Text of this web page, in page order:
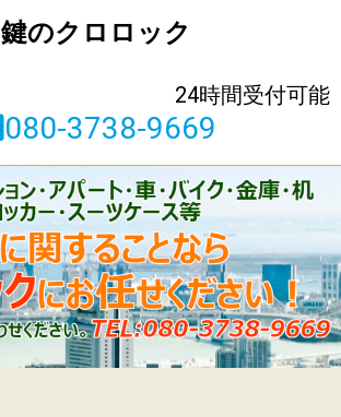
鍵のクロロック
24時間受付可能
080-3738-9669